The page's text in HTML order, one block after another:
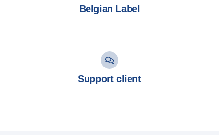
Belgian Label
Support client